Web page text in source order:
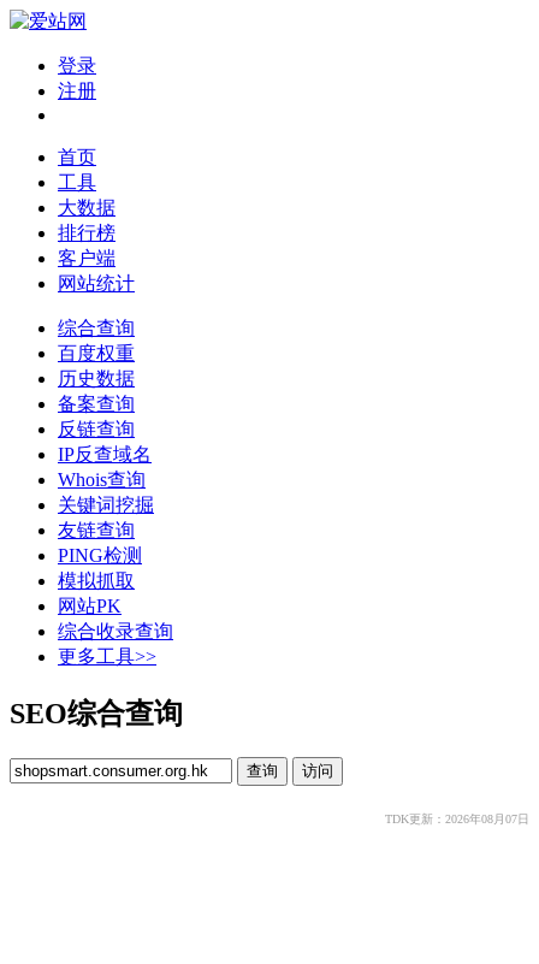
登录
注册
首页
工具
大数据
排行榜
客户端
网站统计
综合查询
百度权重
历史数据
备案查询
反链查询
IP反查域名
Whois查询
关键词挖掘
友链查询
PING检测
模拟抓取
网站PK
综合收录查询
更多工具>>
SEO综合查询
TDK更新：2026年08月07日